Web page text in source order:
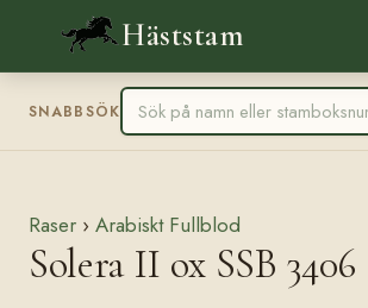
Häststam
SNABBSÖK
Raser › Arabiskt Fullblod
Solera II ox SSB 3406